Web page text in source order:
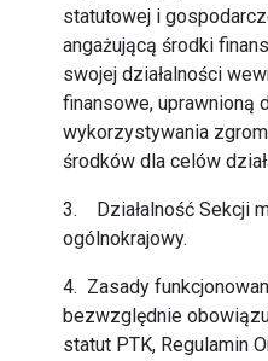
statutowej i
angażującą środki
swojej działalności
finansowe, uprawnioną
wykorzystywania
środków dla celów
3. Działalność Sekcji
ogólnokrajowy.
4. Zasady
bezwzględnie
statut PTK, Regulamin